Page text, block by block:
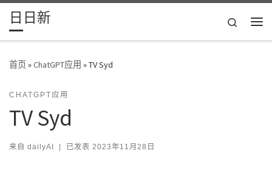
Skip to content
日日新
Search
首页»ChatGPT应用 »TV Syd
CHATGPT应用
TV Syd
来自 dailyAI | 已发表 2023年11月28日